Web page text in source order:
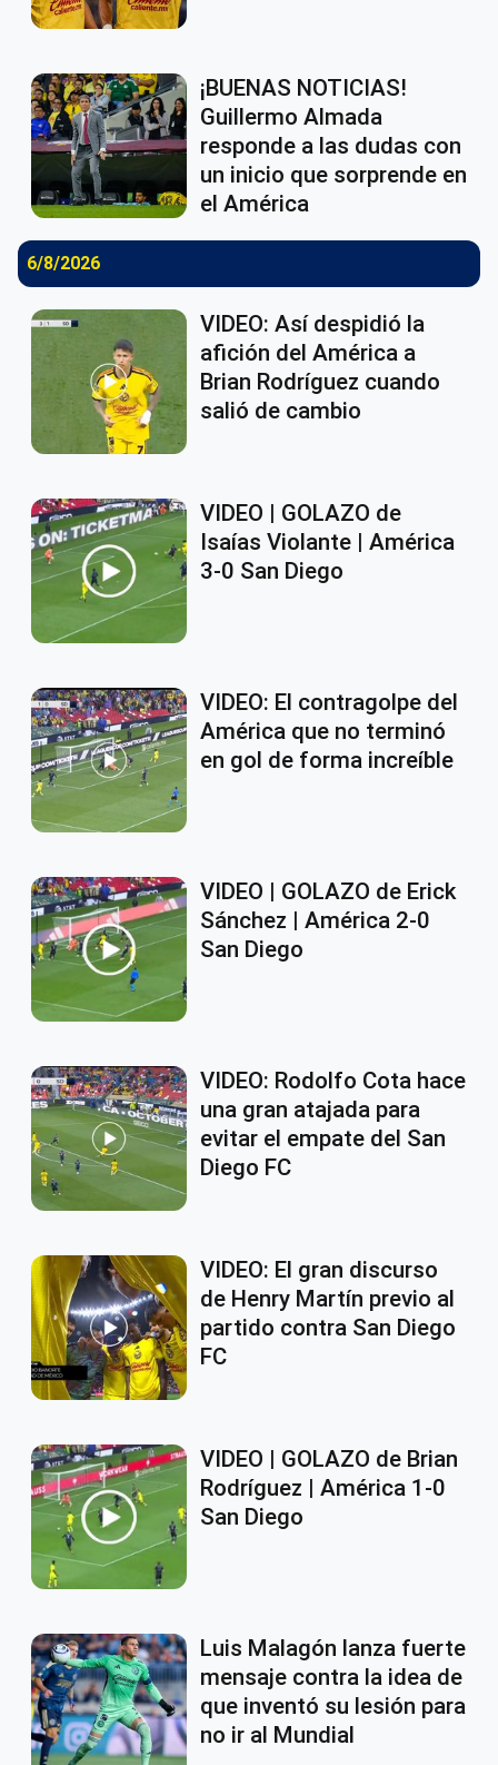
¡BUENAS NOTICIAS!
Guillermo Almada
responde a las dudas con
un inicio que sorprende en
el América
6/8/2026
VIDEO: Así despidió la
afición del América a
Brian Rodríguez cuando
salió de cambio
VIDEO | GOLAZO de
Isaías Violante | América
3-0 San Diego
VIDEO: El contragolpe del
América que no terminó
en gol de forma increíble
VIDEO | GOLAZO de Erick
Sánchez | América 2-0
San Diego
VIDEO: Rodolfo Cota hace
una gran atajada para
evitar el empate del San
Diego FC
VIDEO: El gran discurso
de Henry Martín previo al
partido contra San Diego
FC
VIDEO | GOLAZO de Brian
Rodríguez | América 1-0
San Diego
Luis Malagón lanza fuerte
mensaje contra la idea de
que inventó su lesión para
no ir al Mundial